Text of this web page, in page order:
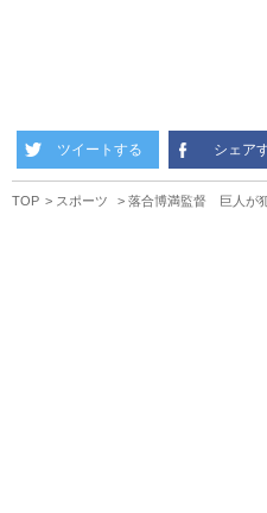
ツイートする シェア
TOP スポーツ 落合博満監督 巨人が